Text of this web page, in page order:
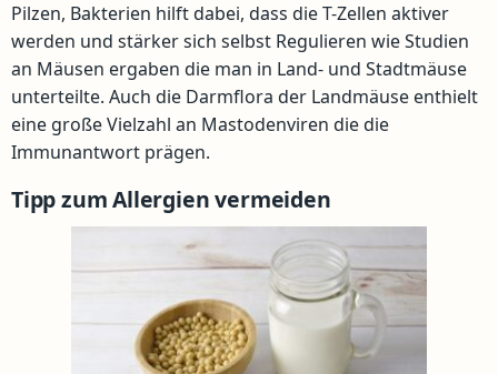
Pilzen, Bakterien hilft dabei, dass die T-Zellen aktiver
werden und stärker sich selbst Regulieren wie Studien
an Mäusen ergaben die man in Land- und Stadtmäuse
unterteilte. Auch die Darmflora der Landmäuse enthielt
eine große Vielzahl an Mastodenviren die die
Immunantwort prägen.
Tipp zum Allergien vermeiden